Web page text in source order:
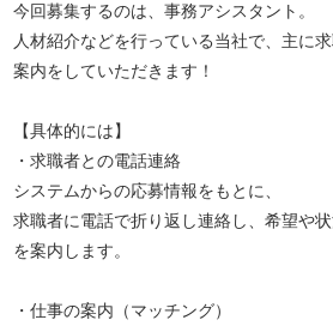
今回募集するのは、事務アシスタント。
人材紹介などを行っている当社で、主に
案内をしていただきます！
【具体的には】
・求職者との電話連絡
システムからの応募情報をもとに、
求職者に電話で折り返し連絡し、希望や
を案内します。
・仕事の案内（マッチング）